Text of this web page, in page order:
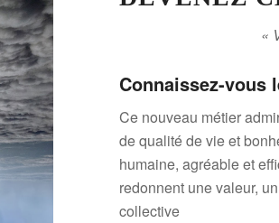
«
Connaissez-vous
Ce nouveau métier
de qualité de vie et
humaine, agréable et
redonnent une valeur,
collective